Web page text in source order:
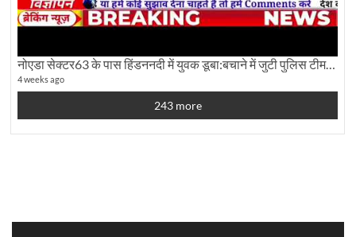
नोएडा सेक्टर63 के पास हिंडननदी में युवक डूबा:बचाने में जुटी पुलिस टीम: देखिए पूरी ग्राउंड रिपोर्टिंग
4 weeks ago
243 more